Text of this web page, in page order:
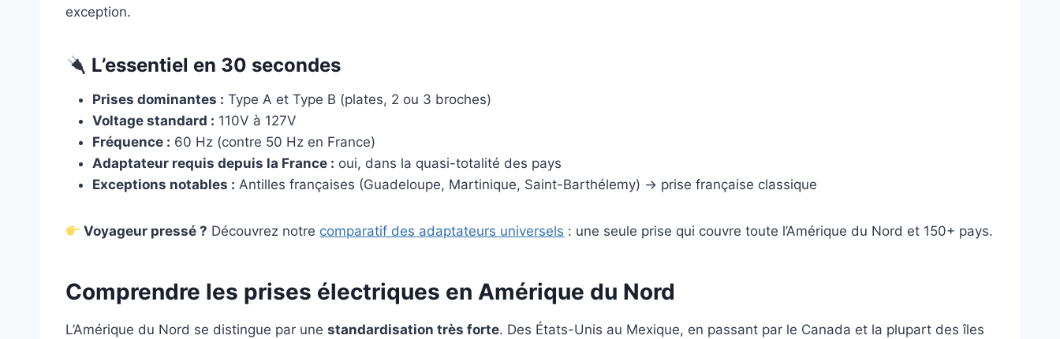
exception.
L’essentiel en 30 secondes
Prises dominantes : Type A et Type B (plates, 2 ou 3 broches)
Voltage standard : 110V à 127V
Fréquence : 60 Hz (contre 50 Hz en France)
Adaptateur requis depuis la France : oui, dans la quasi-totalité des pays
Exceptions notables : Antilles françaises (Guadeloupe, Martinique, Saint-Barthélemy) → prise française classique
Voyageur pressé ? Découvrez notre comparatif des adaptateurs universels : une seule prise qui couvre toute l’Amérique du Nord et 150+ pays.
Comprendre les prises électriques en Amérique du Nord
L’Amérique du Nord se distingue par une standardisation très forte. Des États-Unis au Mexique, en passant par le Canada et la plupart des îles